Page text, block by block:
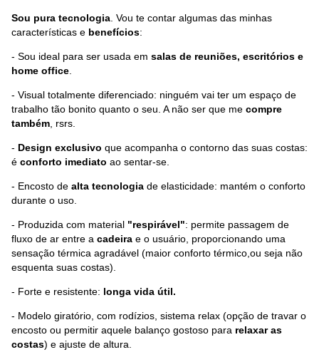
Sou pura tecnologia . Vou te contar algumas das minhas
características e benefícios:
- Sou ideal para ser usada em salas de reuniões, escritórios e
home office
- Visual totalmente diferenciado: ninguém vai ter um espaço de
trabalho tão bonito quanto o seu. A não ser que me compre
também , rsrs.
- Design exclusivo que acompanha o contorno das suas costas:
é conforto imediato ao sentar-se.
- Encosto de alta tecnologia de elasticidade: mantém o conforto
durante o uso.
- Produzida com material "respirável": permite passagem de
fluxo de ar entre a cadeira e o usuário, proporcionando uma
sensação térmica agradável (maior conforto térmico,ou seja não
esquenta suas costas).
- Forte e resistente: longa vida útil.
- Modelo giratório, com rodízios, sistema relax (opção de travar o
encosto ou permitir aquele balanço gostoso para relaxar as
costas) e ajuste de altura.